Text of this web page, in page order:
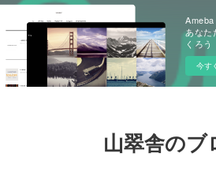
あなた
くろう
今す
山翠舎のブ